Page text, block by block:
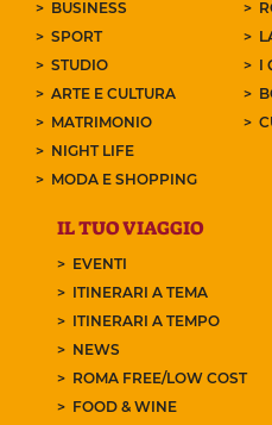
BUSINESS
SPORT
STUDIO
ARTE E CULTURA
MATRIMONIO
NIGHT LIFE
MODA E SHOPPING
I
IL TUO VIAGGIO
EVENTI
ITINERARI A TEMA
ITINERARI A TEMPO
NEWS
ROMA FREE/LOW COST
FOOD & WINE